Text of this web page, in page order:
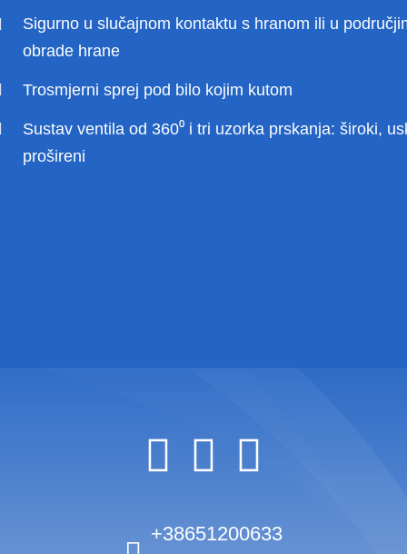
Sigurno u slučajnom kontaktu s hranom ili u
obrade hrane
Trosmjerni sprej pod bilo kojim kutom
Sustav ventila od 360⁰ i tri uzorka prskanja: široki,
prošireni
+38651200633